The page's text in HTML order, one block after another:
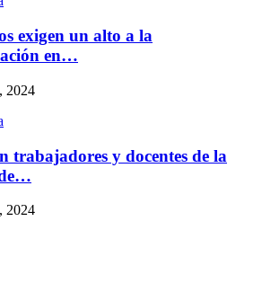
exigen un alto a la
en…
2024
trabajadores y docentes de la
2024